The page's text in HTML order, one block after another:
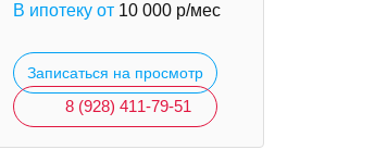
В ипотеку от 10 000 р/мес
Записаться на просмотр
8 (928) 411-79-51